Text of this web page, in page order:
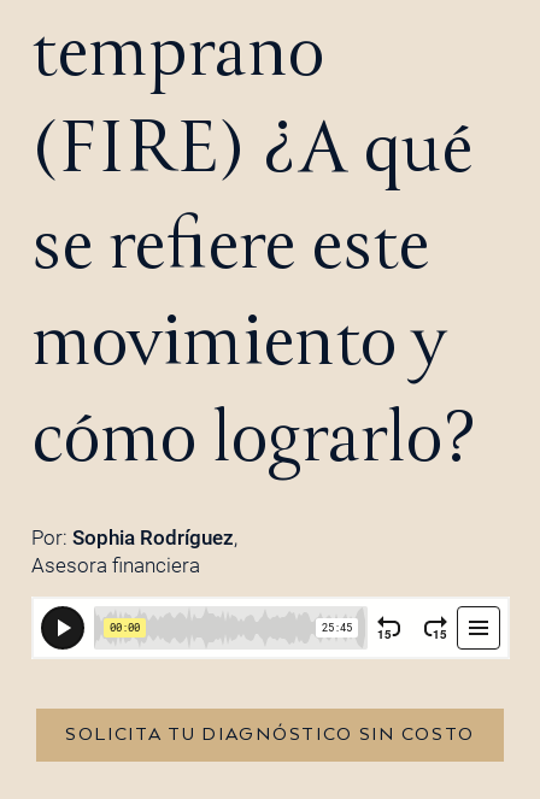
temprano
(FIRE) ¿A qué
se refiere este
movimiento y
cómo lograrlo?
Por: Sophia Rodríguez,
Asesora financiera
SOLICITA TU DIAGNÓSTICO SIN COSTO